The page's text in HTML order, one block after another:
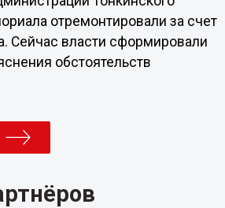
отремонтировали за счет
Сейчас власти сформировали
обстоятельств